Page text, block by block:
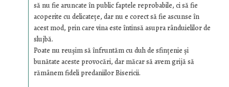
să nu fie aruncate în public faptele reprobabile, ci să fie
acoperite cu delicatețe, dar nu e corect să fie ascunse în
acest mod, prin care vina este întinsă asupra rânduielilor de
slujbă.
Poate nu reușim să înfruntăm cu duh de sfințenie și
bunătate aceste provocări, dar măcar să avem grijă să
rămânem fideli predaniilor Bisericii.